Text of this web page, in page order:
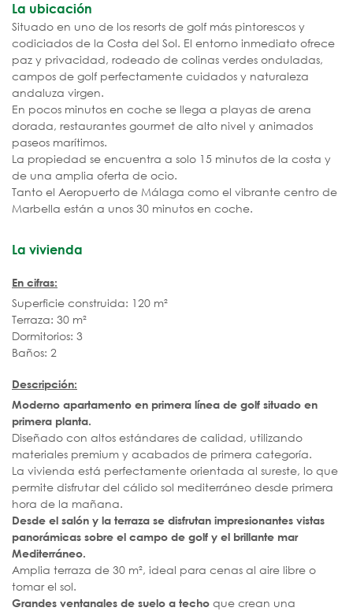
La ubicación
Situado en uno de los resorts de golf más pintorescos y
codiciados de la Costa del Sol. El entorno inmediato ofrece
paz y privacidad, rodeado de colinas verdes onduladas,
campos de golf perfectamente cuidados y naturaleza
andaluza virgen.
En pocos minutos en coche se llega a playas de arena
dorada, restaurantes gourmet de alto nivel y animados
paseos marítimos.
La propiedad se encuentra a solo 15 minutos de la costa y
de una amplia oferta de ocio.
Tanto el Aeropuerto de Málaga como el vibrante centro de
Marbella están a unos 30 minutos en coche.
La vivienda
En cifras:
Superficie construida: 120 m²
Terraza: 30 m²
Dormitorios: 3
Baños: 2
Descripción:
Moderno apartamento en primera línea de golf situado en
primera planta.
Diseñado con altos estándares de calidad, utilizando
materiales premium y acabados de primera categoría.
La vivienda está perfectamente orientada al sureste, lo que
permite disfrutar del cálido sol mediterráneo desde primera
hora de la mañana.
Desde el salón y la terraza se disfrutan impresionantes vistas
panorámicas sobre el campo de golf y el brillante mar
Mediterráneo.
Amplia terraza de 30 m², ideal para cenas al aire libre o
tomar el sol.
Grandes ventanales de suelo a techo que crean una